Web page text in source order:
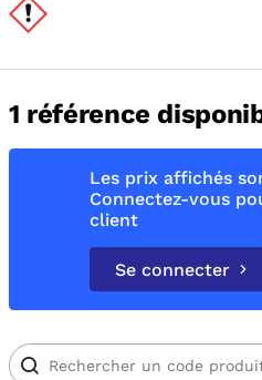
1 référence
Les prix affichés
Connectez-vous
client
Se connecter